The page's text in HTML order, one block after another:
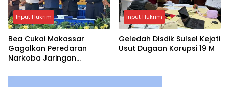
Input Hukrim
Bea Cukai Makassar
Gagalkan Peredaran
Narkoba Jaringan
Input Hukrim
Geledah Disdik Sulsel Kejati
Usut Dugaan Korupsi 19 M